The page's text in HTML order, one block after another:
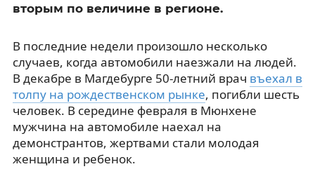
вторым по величине в регионе.
В последние недели произошло несколько
случаев, когда автомобили наезжали на людей.
В декабре в Магдебурге 50-летний врач въехал в
толпу на рождественском рынке, погибли шесть
человек. В середине февраля в Мюнхене
мужчина на автомобиле наехал на
демонстрантов, жертвами стали молодая
женщина и ребенок.